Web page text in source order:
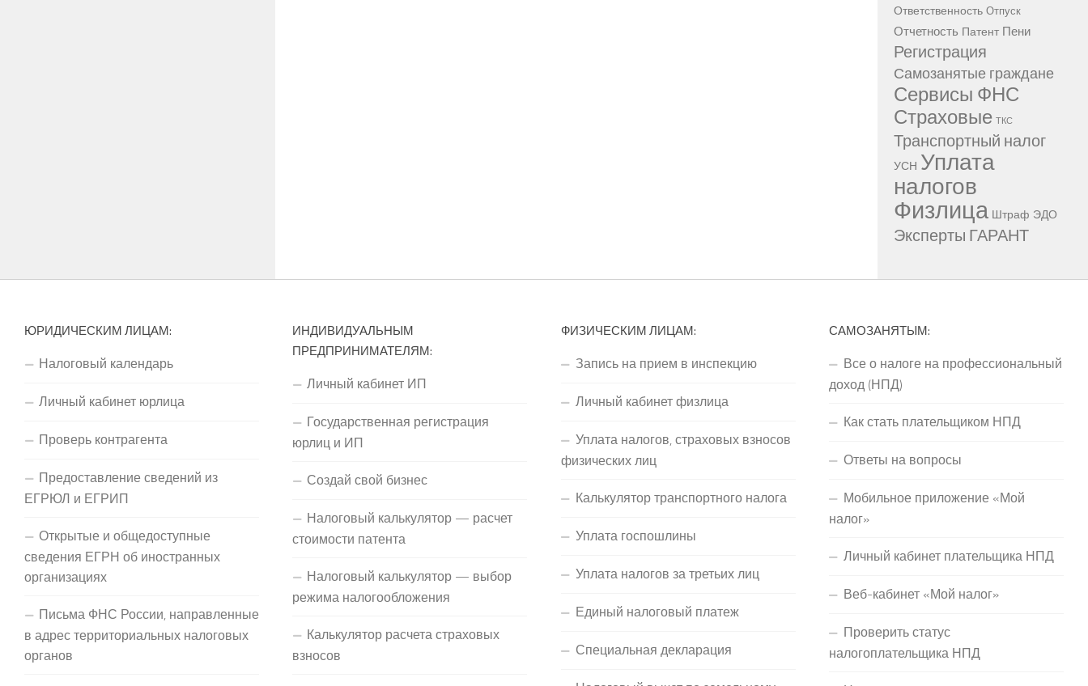
Ответственность Отпуск
Отчетность Патент Пени
Регистрация
Самозанятые граждане
Сервисы ФНС
Страховые ТКС
Транспортный налог
УСН Уплата
налогов
Физлица Штраф ЭДО
Эксперты ГАРАНТ
ЮРИДИЧЕСКИМ ЛИЦАМ:
Налоговый календарь
Личный кабинет юрлица
Проверь контрагента
Предоставление сведений из
ЕГРЮЛ и ЕГРИП
Открытые и общедоступные
сведения ЕГРН об иностранных
организациях
Письма ФНС России, направленные
в адрес территориальных налоговых
органов
ИНДИВИДУАЛЬНЫМ
ПРЕДПРИНИМАТЕЛЯМ:
Личный кабинет ИП
Государственная регистрация
юрлиц и ИП
Создай свой бизнес
Налоговый калькулятор — расчет
стоимости патента
Налоговый калькулятор — выбор
режима налогообложения
Калькулятор расчета страховых
взносов
ФИЗИЧЕСКИМ ЛИЦАМ:
Запись на прием в инспекцию
Личный кабинет физлица
Уплата налогов, страховых взносов
физических лиц
Калькулятор транспортного налога
Уплата госпошлины
Уплата налогов за третьих лиц
Единый налоговый платеж
Специальная декларация
САМОЗАНЯТЫМ:
Все о налоге на профессиональный
доход (НПД)
Как стать плательщиком НПД
Ответы на вопросы
Мобильное приложение «Мой
налог»
Личный кабинет плательщика НПД
Веб-кабинет «Мой налог»
Проверить статус
налогоплательщика НПД